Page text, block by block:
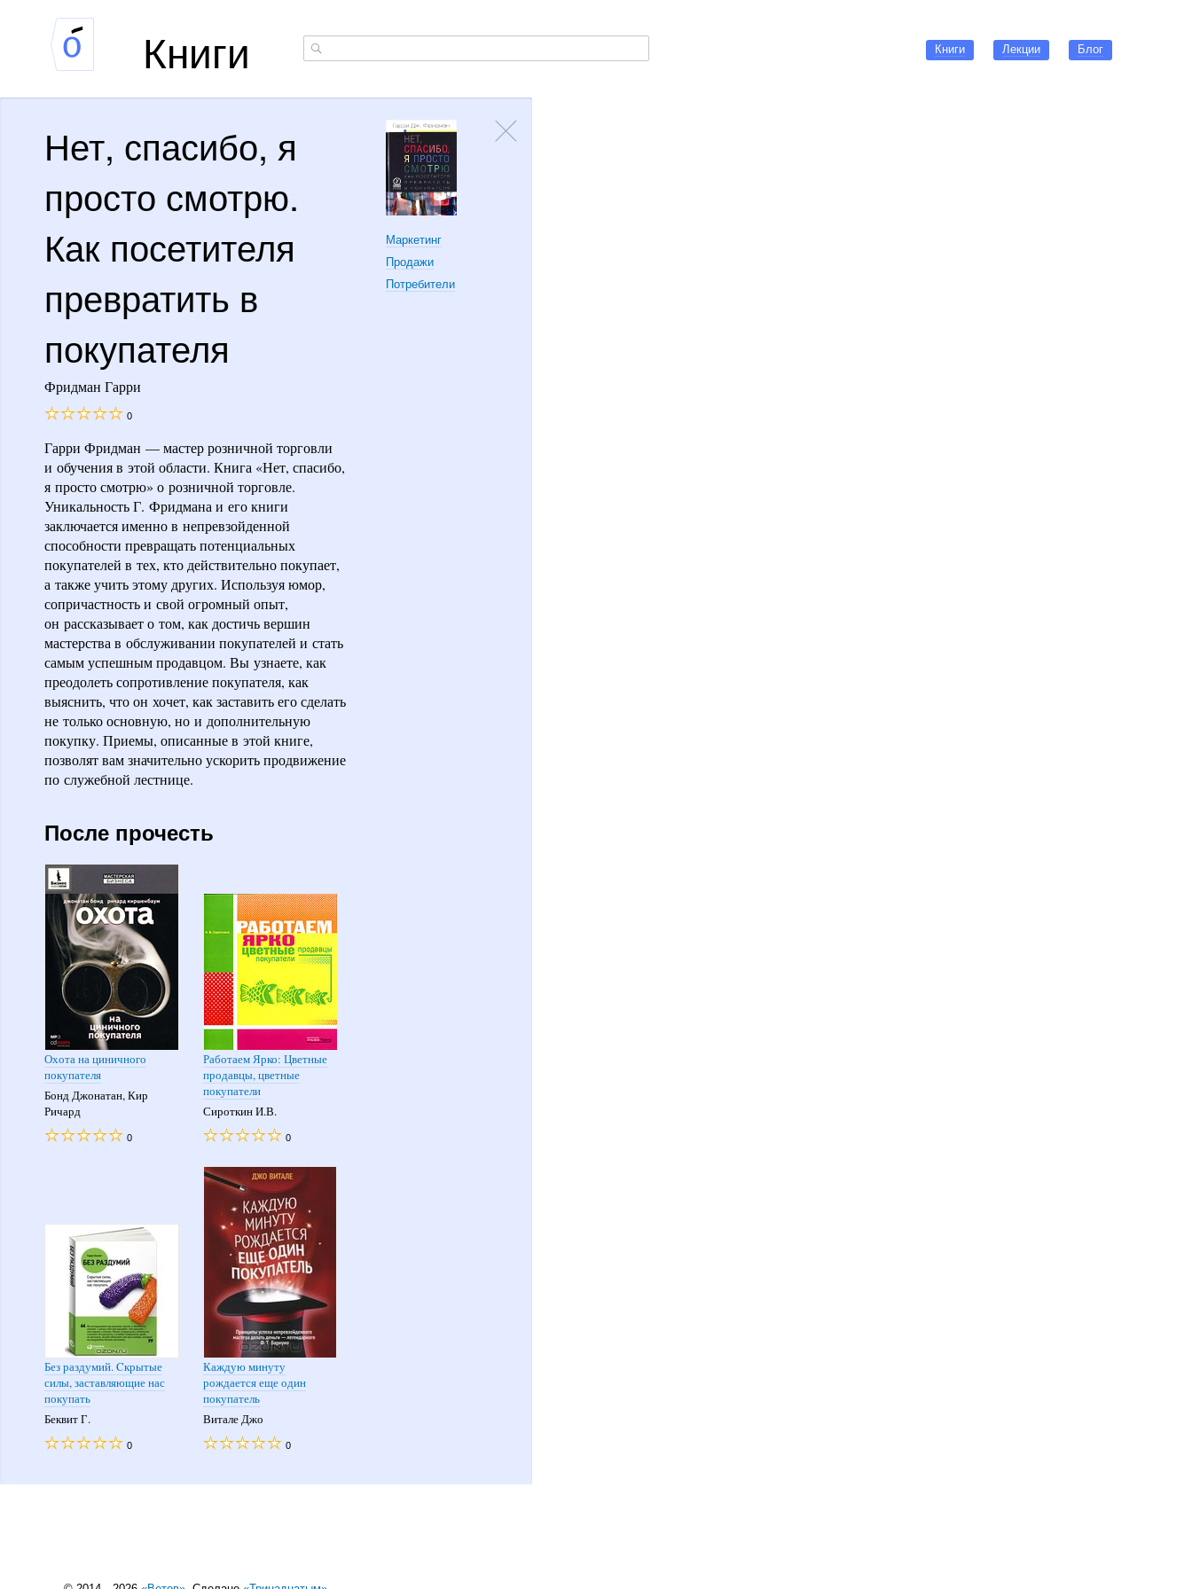
Книги Лекции Блог
Книги
Маркетинг
Продажи
Потребители
Нет, спасибо, я
просто смотрю.
Как посетителя
превратить в
покупателя
Фридман Гарри
0
Гарри Фридман — мастер розничной торговли
и обучения в этой области. Книга «Нет, спасибо,
я просто смотрю» о розничной торговле.
Уникальность Г. Фридмана и его книги
заключается именно в непревзойденной
способности превращать потенциальных
покупателей в тех, кто действительно покупает,
а также учить этому других. Используя юмор,
сопричастность и свой огромный опыт,
он рассказывает о том, как достичь вершин
мастерства в обслуживании покупателей и стать
самым успешным продавцом. Вы узнаете, как
преодолеть сопротивление покупателя, как
выяснить, что он хочет, как заставить его сделать
не только основную, но и дополнительную
покупку. Приемы, описанные в этой книге,
позволят вам значительно ускорить продвижение
по служебной лестнице.
После прочесть
Охота на циничного
покупателя
Бонд Джонатан, Кир
Ричард
0
Работаем Ярко: Цветные
продавцы, цветные
покупатели
Сироткин И.В.
0
Без раздумий. Cкрытые
силы, заставляющие нас
покупать
Беквит Г.
0
Каждую минуту
рождается еще один
покупатель
Витале Джо
0